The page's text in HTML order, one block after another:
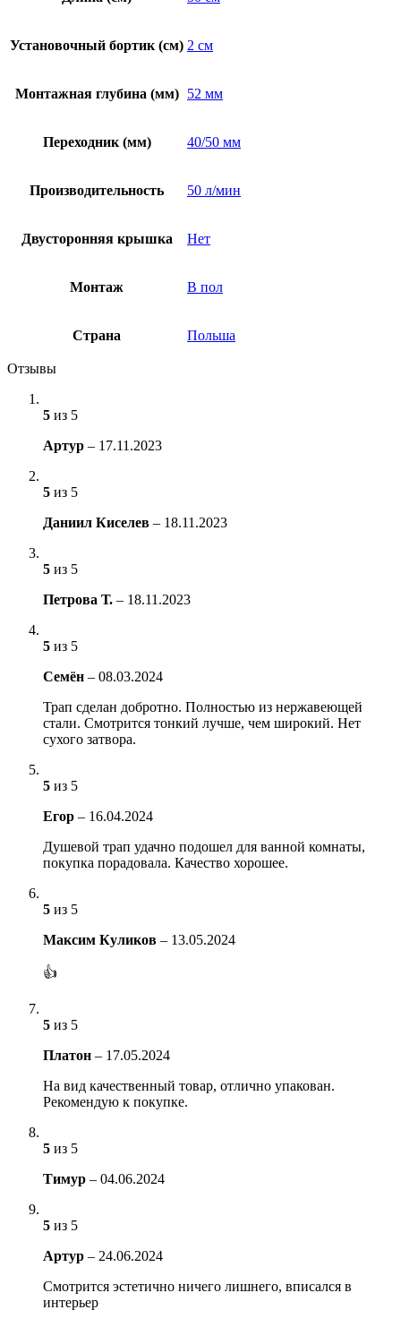
Установочный бортик (см) 2 см
Монтажная глубина (мм) 52 мм
Переходник (мм) 40/50 мм
Производительность 50 л/мин
Двусторонняя крышка Нет
Монтаж В пол
Страна Польша
Отзывы
5 из 5
Артур – 17.11.2023
5 из 5
Даниил Киселев – 18.11.2023
5 из 5
Петрова Т. – 18.11.2023
5 из 5
Семён – 08.03.2024
Трап сделан добротно. Полностью из нержавеющей
стали. Смотрится тонкий лучше, чем широкий. Нет
сухого затвора.
5 из 5
Егор – 16.04.2024
Душевой трап удачно подошел для ванной комнаты,
покупка порадовала. Качество хорошее.
5 из 5
Максим Куликов – 13.05.2024
👍
5 из 5
Платон – 17.05.2024
На вид качественный товар, отлично упакован.
Рекомендую к покупке.
5 из 5
Тимур – 04.06.2024
5 из 5
Артур – 24.06.2024
Смотрится эстетично ничего лишнего, вписался в
интерьер